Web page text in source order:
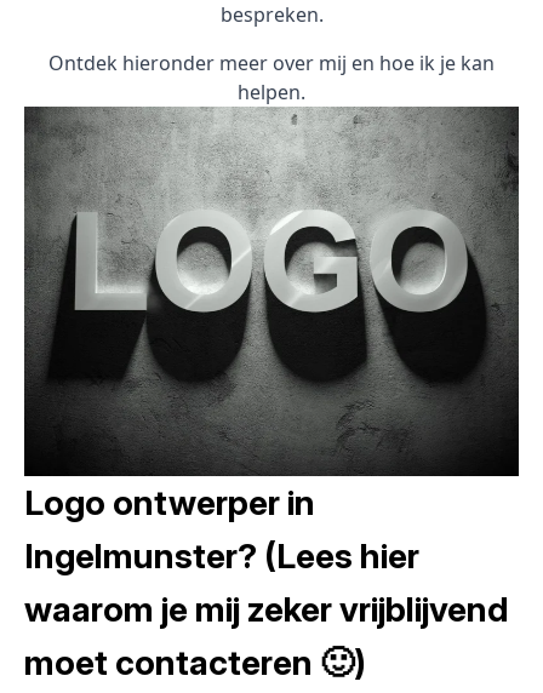
bespreken.
Ontdek hieronder meer over mij en hoe ik je kan
helpen.
Logo ontwerper in
Ingelmunster? (Lees hier
waarom je mij zeker vrijblijvend
moet contacteren 🙂)